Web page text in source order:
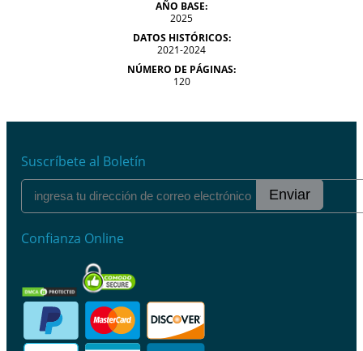
AÑO BASE:
2025
DATOS HISTÓRICOS:
2021-2024
NÚMERO DE PÁGINAS:
120
Suscríbete al Boletín
Enviar
Confianza Online